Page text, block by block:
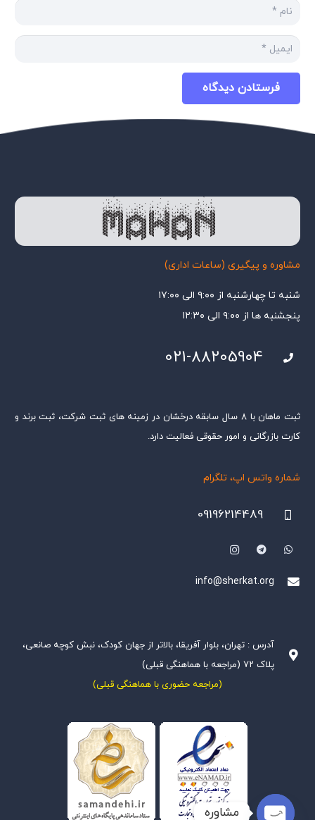
فرستادن دیدگاه
مشاوره و پیگیری (ساعات اداری)
شنبه تا چهارشنبه از ۹:۰۰ الی ۱۷:۰۰
پنجشنبه ها از ۹:۰۰ الی ۱۲:۳۰
021-88205904
ثبت ماهان با ۸ سال سابقه درخشان در زمینه های ثبت شرکت، ثبت برند و
کارت بازرگانی و امور حقوقی فعالیت دارد.
شماره واتس اپ، تلگرام
09196214489
info@sherkat.org
آدرس : تهران، بلوار آفریقا، بالاتر از جهان کودک، نبش کوچه صانعی،
پلاک ۷۲ (مراجعه با هماهنگی قبلی)
(مراجعه حضوری با هماهنگی قبلی)
مشاوره